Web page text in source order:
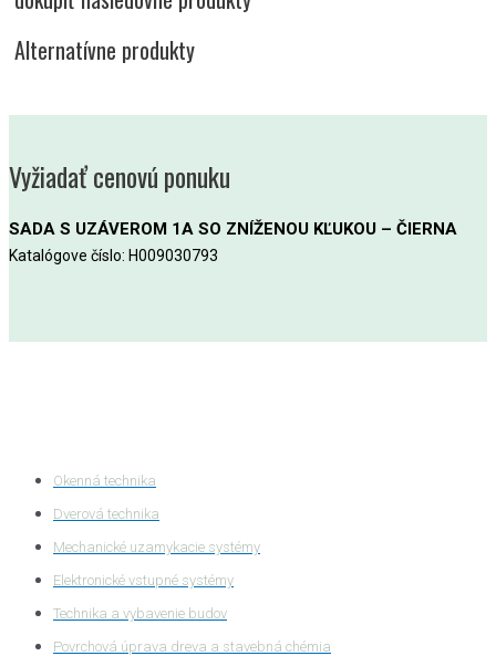
Alternatívne produkty
Vyžiadať cenovú ponuku
SADA S UZÁVEROM 1A SO ZNÍŽENOU KĽUKOU – ČIERNA
Katalógove číslo: H009030793
Okenná technika
Dverová technika
Mechanické uzamykacie systémy
Elektronické vstupné systémy
Technika a vybavenie budov
Povrchová úprava dreva a stavebná chémia